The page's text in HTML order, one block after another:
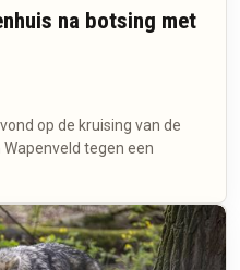
na botsing met
op de kruising van de
tegen een